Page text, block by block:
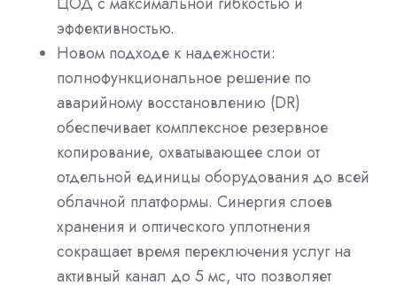
эффективностью.
Новом подходе к надежности:
полнофункциональное решение по
аварийному восстановлению (DR)
обеспечивает комплексное резервное
копирование, охватывающее слои от
отдельной единицы оборудования до всей
облачной платформы. Синергия слоев
хранения и оптического уплотнения
сокращает время переключения услуг на
активный канал до 5 мс, что позволяет